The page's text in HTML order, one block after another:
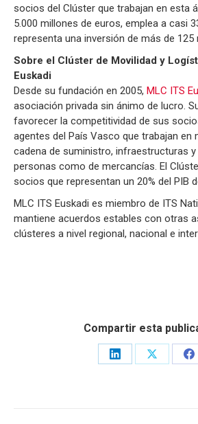
socios del Clúster que trabajan en esta
5.000 millones de euros, emplea a casi
representa una inversión de más de 125
Sobre el Clúster de Movilidad y
Euskadi
Desde su fundación en 2005, MLC ITS
asociación privada sin ánimo de lucro.
favorecer la competitividad de sus
agentes del País Vasco que trabajan en
cadena de suministro, infraestructuras
personas como de mercancías. El
socios que representan un 20% del PIB
MLC ITS Euskadi es miembro de ITS
mantiene acuerdos estables con otras
clústeres a nivel regional, nacional e
Compartir esta
Share
Share